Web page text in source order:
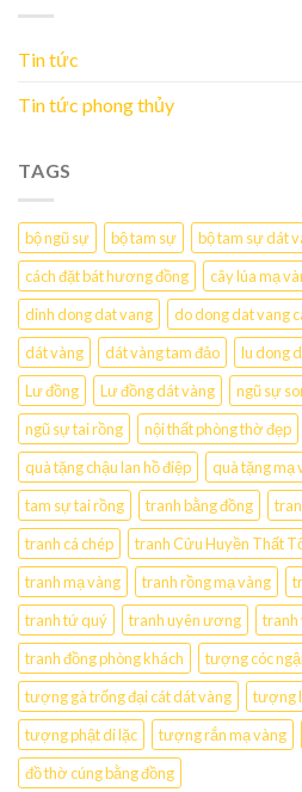
Tin tức
Tin tức phong thủy
TAGS
bộ ngũ sự bộ tam sự bộ tam sự dát
cách đặt bát hương đồng
cây lúa mạ
dinh dong dat vang
do dong dat vang
dát vàng
dát vàng tam đảo lu dong
Lư đồng
Lư đồng dát vàng ngũ sự
ngũ sự tai rồng
nội thất phòng thờ đẹp
quà tặng chậu lan hồ điệp
quà tặng mạ
tam sự tai rồng
tranh bằng đồng
tranh cá chép
tranh Cửu Huyền Thất
tranh mạ vàng
tranh rồng mạ vàng
tranh tứ quý
tranh uyên ương
tranh
tranh đồng phòng khách
tượng cóc
tượng gà trống đại cát dát vàng
tượng
tượng phật di lặc
tượng rắn mạ vàng
đồ thờ cúng bằng đồng